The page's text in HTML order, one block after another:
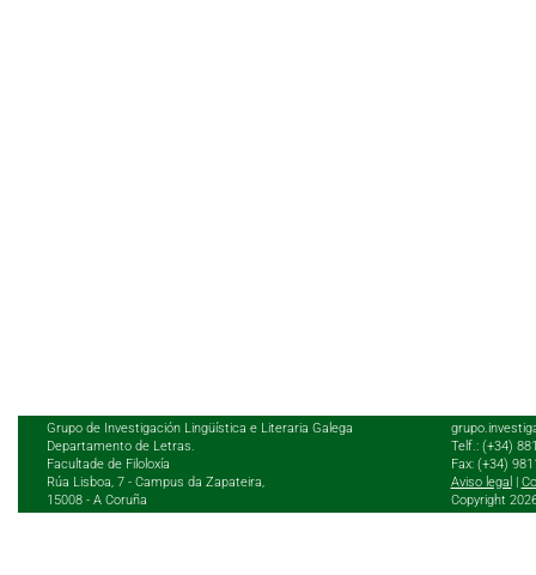
Grupo de Investigación Lingüística e Literaria Galega
Departamento de Letras.
Facultade de Filoloxía
Rúa Lisboa, 7 - Campus da Zapateira,
15008 - A Coruña
Telf.: (+34)
Fax: (+34)
Aviso legal
Copyright